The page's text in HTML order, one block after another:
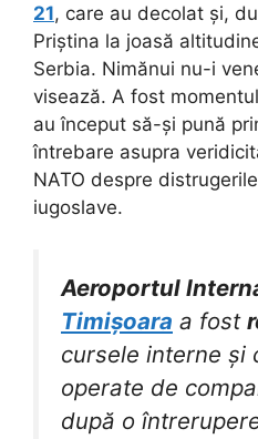
21, care au decolat și,
Priștina la joasă
Serbia. Nimănui nu-i
visează. A fost
au început să-și pună
întrebare asupra
NATO despre
iugoslave.
Aeroportul
Timișoara a fost
cursele interne și
operate de
după o